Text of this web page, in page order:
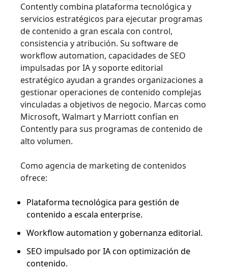
Contently combina plataforma tecnológica y
servicios estratégicos para ejecutar programas
de contenido a gran escala con control,
consistencia y atribución. Su software de
workflow automation, capacidades de SEO
impulsadas por IA y soporte editorial
estratégico ayudan a grandes organizaciones a
gestionar operaciones de contenido complejas
vinculadas a objetivos de negocio. Marcas como
Microsoft, Walmart y Marriott confían en
Contently para sus programas de contenido de
alto volumen.
Como agencia de marketing de contenidos
ofrece:
Plataforma tecnológica para gestión de
contenido a escala enterprise.
Workflow automation y gobernanza editorial.
SEO impulsado por IA con optimización de
contenido.